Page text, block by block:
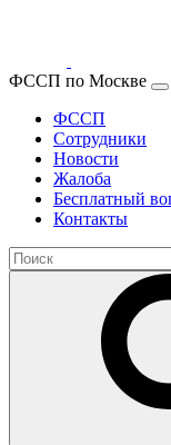
ФССП по Москве
ФССП
Сотрудники
Новости
Жалоба
Бесплатный
Контакты